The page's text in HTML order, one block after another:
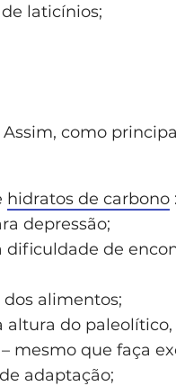
laticínios;
como
hidratos de carbono
depressão;
de
alimentos;
do
mesmo que faça
adaptação;